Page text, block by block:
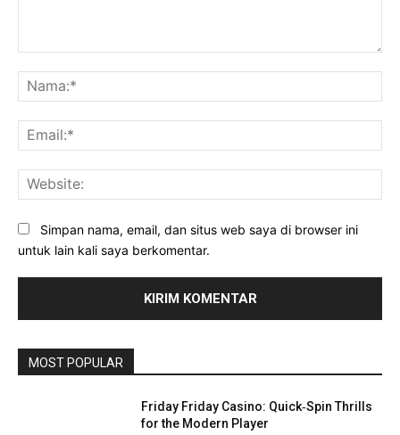
Simpan nama, email, dan situs web saya di browser ini
untuk lain kali saya berkomentar.
MOST POPULAR
Friday Friday Casino: Quick‑Spin Thrills
for the Modern Player